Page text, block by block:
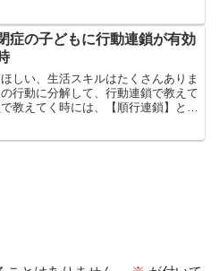
させて、その直後に好子（「強化
とも呼ばれます）を与...
症の子どもに行動連鎖が有効
しい、生活スキルはたくさんありま
行動に分解して、行動連鎖で教えて
教えてく時には、【順行連鎖】と